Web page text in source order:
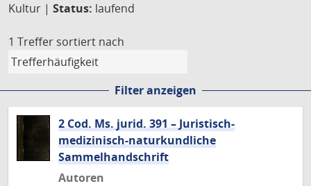
Kultur | Status: laufend
1 Treffer sortiert nach
Filter anzeigen
2 Cod. Ms. jurid. 391 – Juristisch-
medizinisch-naturkundliche
Sammelhandschrift
Autoren